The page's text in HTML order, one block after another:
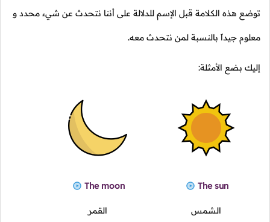
توضع هذه الكلامة قبل الإسم للدلالة على أننا نتحدث عن شيء محدد و
معلوم جيداً بالنسبة لمن نتحدث معه.
إليك بضع الأمثلة:
The sun
الشمس
The moon
القمر